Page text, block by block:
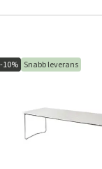
-10% Snabb leverans